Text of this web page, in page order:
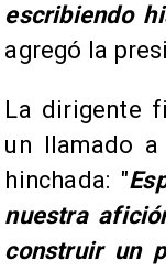
escribiendo
agregó la
​La dirigente
un llamado
hinchada: "
nuestra
construir un